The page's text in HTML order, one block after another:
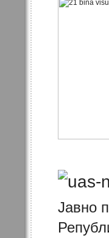
Јавно